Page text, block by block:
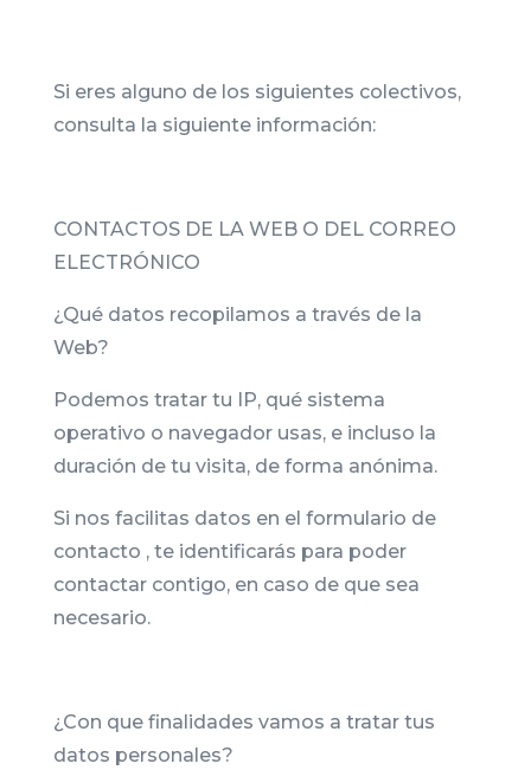
Si eres alguno de los siguientes colectivos,
consulta la siguiente información:
CONTACTOS DE LA WEB O DEL CORREO
ELECTRÓNICO
¿Qué datos recopilamos a través de la
Web?
Podemos tratar tu IP, qué sistema
operativo o navegador usas, e incluso la
duración de tu visita, de forma anónima.
Si nos facilitas datos en el formulario de
contacto , te identificarás para poder
contactar contigo, en caso de que sea
necesario.
¿Con que finalidades vamos a tratar tus
datos personales?